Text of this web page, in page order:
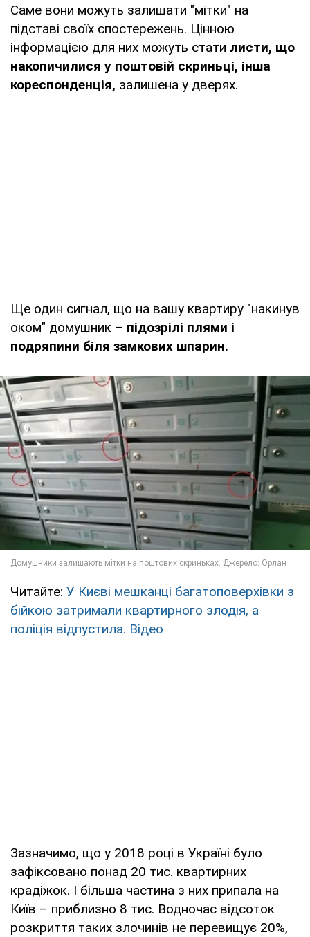
Саме вони можуть залишати "мітки" на
підставі своїх спостережень. Цінною
інформацією для них можуть стати листи, що
накопичилися у поштовій скриньці, інша
кореспонденція, залишена у дверях.
Ще один сигнал, що на вашу квартиру "накинув
оком" домушник – підозрілі плями і
подряпини біля замкових шпарин.
Читайте: У Києві мешканці багатоповерхівки з
бійкою затримали квартирного злодія, а
поліція відпустила. Відео
Зазначимо, що у 2018 році в Україні було
зафіксовано понад 20 тис. квартирних
крадіжок. І більша частина з них припала на
Київ – приблизно 8 тис. Водночас відсоток
розкриття таких злочинів не перевищує 20%,